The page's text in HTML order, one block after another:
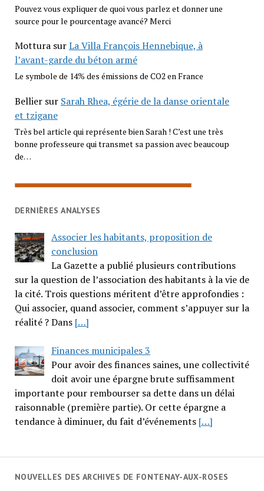
Pouvez vous expliquer de quoi vous parlez et donner une
source pour le pourcentage avancé? Merci
MotturasurLa Villa François Hennebique, à
l’avant-garde du béton armé
Le symbole de 14% des émissions de CO2 en France
Belliersur Sarah Rhea, égérie de la danse orientale
et tzigane
Très bel article qui représente bien Sarah ! C’est une très
bonne professeure qui transmet sa passion avec beaucoup
de…
DERNIÈRES ANALYSES
Associer les habitants, proposition de
conclusion
La Gazette a publié plusieurs contributions
sur la question de l’association des habitants à la vie de
la cité. Trois questions méritent d’être approfondies :
Qui associer, quand associer, comment s’appuyer sur la
réalité ? Dans […]
Finances municipales 3
Pour avoir des finances saines, une collectivité
doit avoir une épargne brute suffisamment
importante pour rembourser sa dette dans un délai
raisonnable (première partie). Or cette épargne a
tendance à diminuer, du fait d’événements […]
NOUVELLES DES ARCHIVES DE FONTENAY-AUX-ROSES